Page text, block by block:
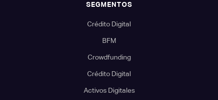
SEGMENTOS
Crédito Digital
BFM
Crowdfunding
Crédito Digital
Activos Digitales